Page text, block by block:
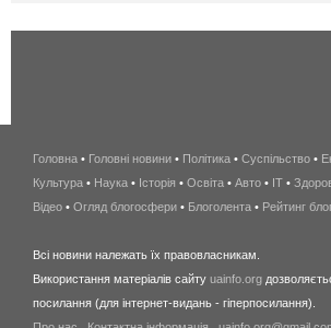
Головна • Головні новини • Політика • Суспільство •
Культура • Наука • Історія • Освіта • Авто • IT •
Відео • Огляд блогосфери • Блоголента • Рейтинг
Всі новини належать їх правовласникам.
Використання матеріалів сайту uainfo.org
посилання (для інтернет-видань - гіперпосилання).